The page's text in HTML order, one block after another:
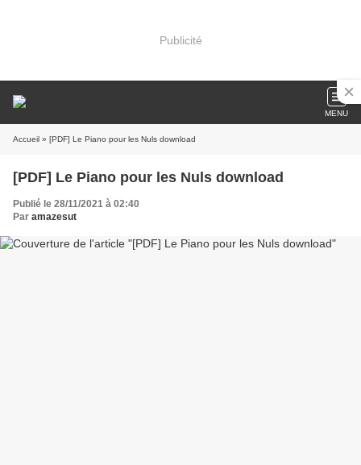
Publicité
MENU
Accueil » [PDF] Le Piano pour les Nuls download
[PDF] Le Piano pour les Nuls download
Publié le 28/11/2021 à 02:40
Par amazesut